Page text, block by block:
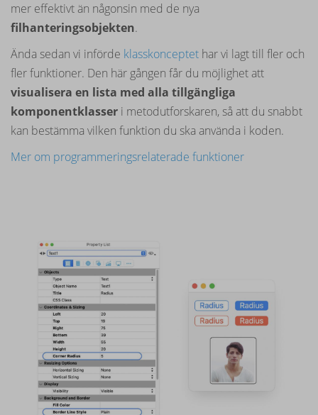
mer effektivt än någonsin med de nya
filhanteringsobjekten.
Ända sedan vi införde klasskonceptet har vi lagt till fler och
fler funktioner. Den här gången får du möjlighet att
visualisera en lista med alla tillgängliga
komponentklasser i metodutforskaren, så att du snabbt
kan bestämma vilken funktion du ska använda i koden.
Mer om programmeringsrelaterade funktioner